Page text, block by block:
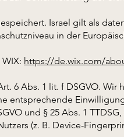
Israel gilt als
in der
https://de.wix.com/
6 Abs. 1 lit. f DSGVO.
entsprechende
und § 25 Abs. 1
(z. B. Device-